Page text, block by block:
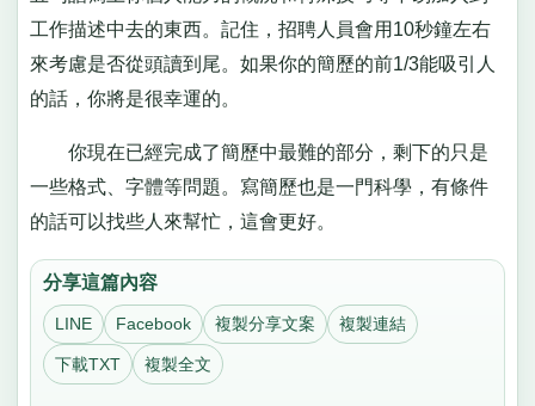
工作描述中去的東西。記住，招聘人員會用10秒鐘左右
來考慮是否從頭讀到尾。如果你的簡歷的前1/3能吸引人
的話，你將是很幸運的。
你現在已經完成了簡歷中最難的部分，剩下的只是
一些格式、字體等問題。寫簡歷也是一門科學，有條件
的話可以找些人來幫忙，這會更好。
分享這篇內容
LINE Facebook 複製分享文案 複製連結
下載TXT 複製全文